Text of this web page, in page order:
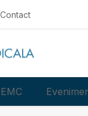
Contact